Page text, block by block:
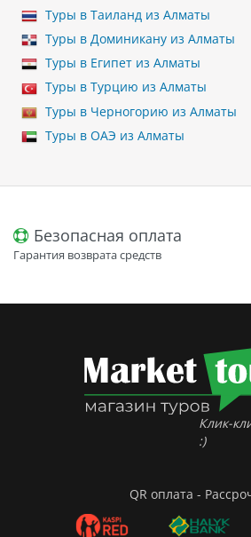
Туры в Таиланд из Алматы
Туры в Доминикану из Алматы
Туры в Египет из Алматы
Туры в Турцию из Алматы
Туры в Черногорию из Алматы
Туры в ОАЭ из Алматы
Безопасная оплата
Гарантия возврата средств
Клик-
:)
QR оплата -